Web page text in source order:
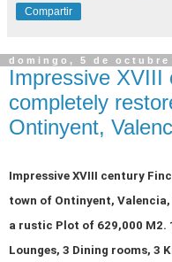
Compartir
domingo, 5 de octubre
Impressive XVIII
completely
Ontinyent,
Impressive XVIII century
town of Ontinyent,
a rustic Plot of 629,000 M2.
Lounges, 3 Dining rooms, 3